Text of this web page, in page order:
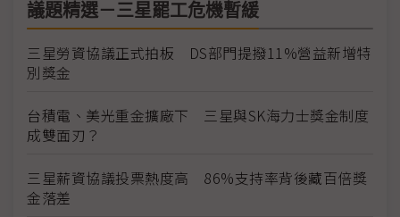
議題精選－三星罷工危機暫緩
三星勞資協議正式拍板 DS部門提撥11%營益新增特
別獎金
台積電、美光重金擴廠下 三星與SK海力士獎金制度
成雙面刃？
三星薪資協議投票熱度高 86%支持率背後藏百倍獎
金落差